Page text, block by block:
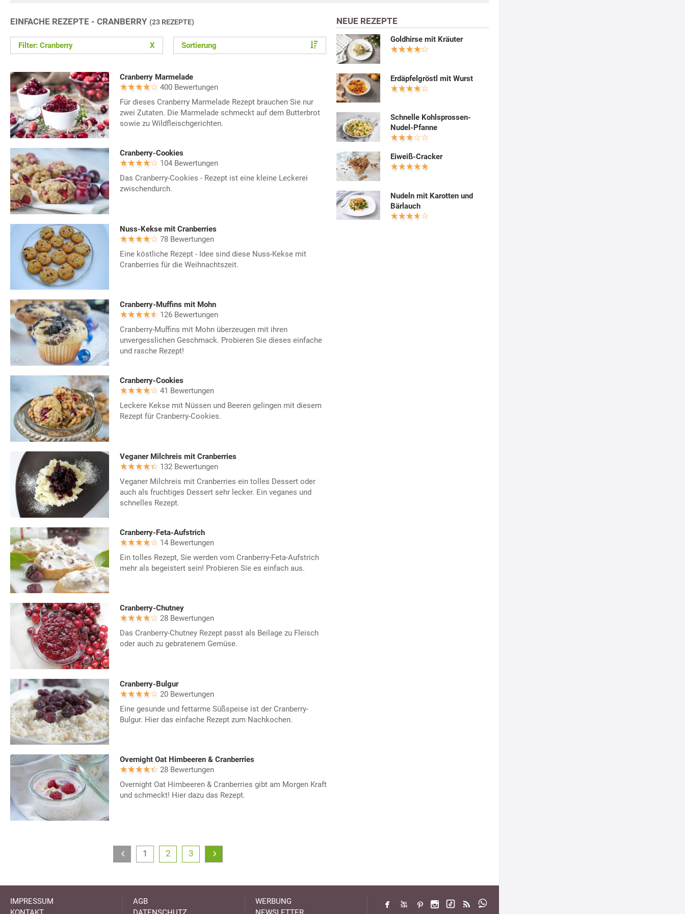
EINFACHE REZEPTE - CRANBERRY (23 REZEPTE)
Filter: Cranberry X Sortierung
Cranberry Marmelade
400 Bewertungen
Für dieses Cranberry Marmelade Rezept brauchen Sie nur
zwei Zutaten. Die Marmelade schmeckt auf dem Butterbrot
sowie zu Wildfleischgerichten.
Cranberry-Cookies
104 Bewertungen
Das Cranberry-Cookies - Rezept ist eine kleine Leckerei
zwischendurch.
Nuss-Kekse mit Cranberries
78 Bewertungen
Eine köstliche Rezept - Idee sind diese Nuss-Kekse mit
Cranberries für die Weihnachtszeit.
Cranberry-Muffins mit Mohn
126 Bewertungen
Cranberry-Muffins mit Mohn überzeugen mit ihren
unvergesslichen Geschmack. Probieren Sie dieses einfache
und rasche Rezept!
Cranberry-Cookies
41 Bewertungen
Leckere Kekse mit Nüssen und Beeren gelingen mit diesem
Rezept für Cranberry-Cookies.
Veganer Milchreis mit Cranberries
132 Bewertungen
Veganer Milchreis mit Cranberries ein tolles Dessert oder
auch als fruchtiges Dessert sehr lecker. Ein veganes und
schnelles Rezept.
Cranberry-Feta-Aufstrich
14 Bewertungen
Ein tolles Rezept, Sie werden vom Cranberry-Feta-Aufstrich
mehr als begeistert sein! Probieren Sie es einfach aus.
Cranberry-Chutney
28 Bewertungen
Das Cranberry-Chutney Rezept passt als Beilage zu Fleisch
oder auch zu gebratenem Gemüse.
Cranberry-Bulgur
20 Bewertungen
Eine gesunde und fettarme Süßspeise ist der Cranberry-
Bulgur. Hier das einfache Rezept zum Nachkochen.
Overnight Oat Himbeeren & Cranberries
28 Bewertungen
Overnight Oat Himbeeren & Cranberries gibt am Morgen Kraft
und schmeckt! Hier dazu das Rezept.
1 2 3
NEUE REZEPTE
Goldhirse mit Kräuter
Erdäpfelgröstl mit Wurst
Schnelle Kohlsprossen-
Nudel-Pfanne
Eiweiß-Cracker
Nudeln mit Karotten und
Bärlauch
IMPRESSUM
AGB
WERBUNG